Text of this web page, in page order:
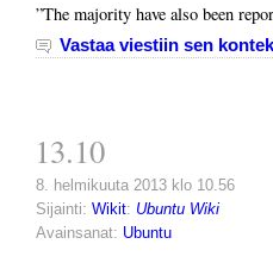
”The majority have also been
Vastaa viestiin sen
13.10
8. helmikuuta 2013 klo 10.56
Sijainti: Wikit: Ubuntu Wiki
Avainsanat: Ubuntu